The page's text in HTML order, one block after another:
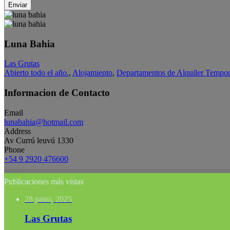
Enviar
Luna Bahia
Las Grutas
Abierto todo el año., Alojamiento, Departamentos de Alquiler
Informacion de Contacto
Email
lunabahia@hotmail.com
Address
Av Currú leuvú 1330
Phone
+54 9 2920 476600
Publicaciones más vistas
28 junio, 2025
Las Grutas